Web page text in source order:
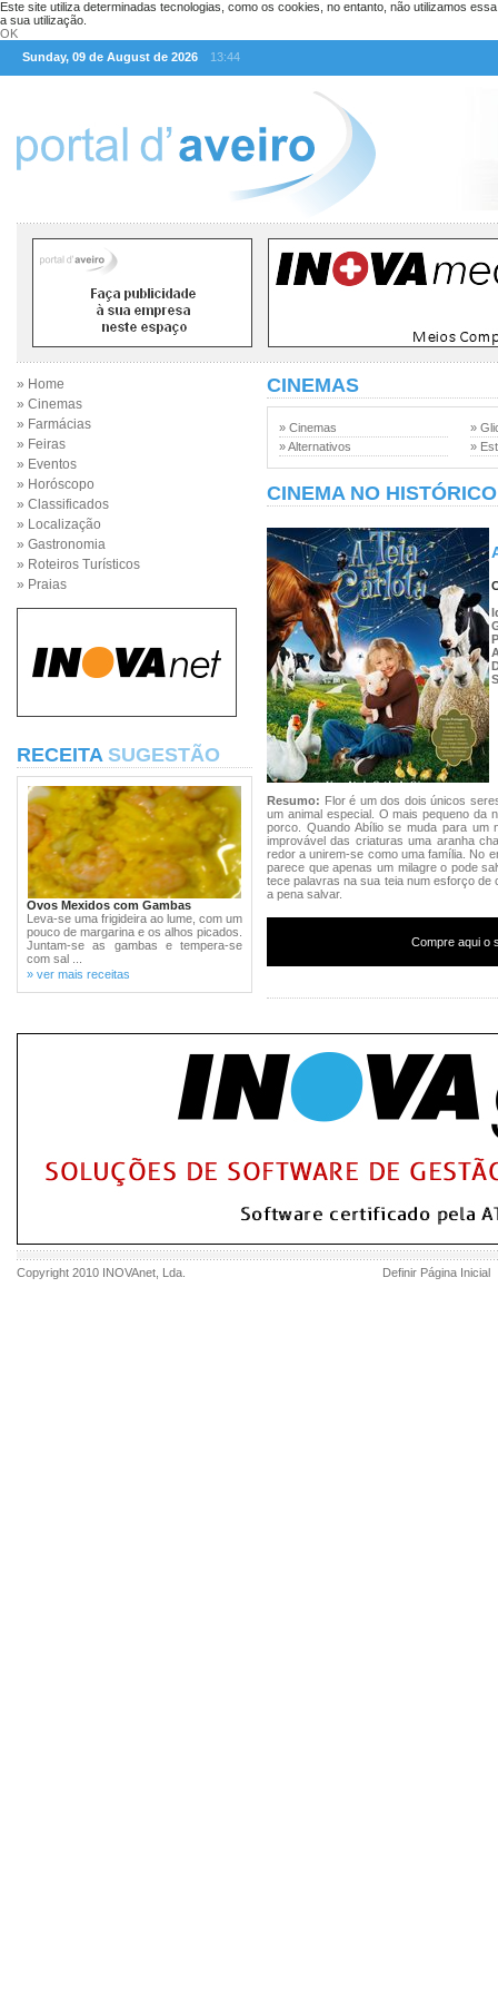
Este site utiliza determinadas tecnologias, como os cookies, no entanto, não utilizamos
a sua utilização.
OK
Sunday, 09 de August de 2026
13:44
» Home
» Cinemas
» Farmácias
» Feiras
» Eventos
» Horóscopo
» Classificados
» Localização
» Gastronomia
» Roteiros Turísticos
» Praias
RECEITA SUGESTÃO
Ovos Mexidos com Gambas
Leva-se uma frigideira ao lume, com um
pouco de margarina e os alhos picados.
Juntam-se as gambas e tempera-se
com sal ...
» ver mais receitas
CINEMAS
» Cinemas
» Alternativos
»
»
CINEMA NO HISTÓRICO
Resumo: Flor é um dos dois únicos
um animal especial. O mais pequeno da
porco. Quando Abílio se muda para um
improvável das criaturas uma aranha
redor a unirem-se como uma família. No
parece que apenas um milagre o pode
tece palavras na sua teia num esforço de
a pena salvar.
Compre aqui o
Copyright 2010 INOVAnet , Lda. Definir Página Inicial